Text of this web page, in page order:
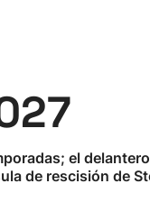
el
de rescisión de